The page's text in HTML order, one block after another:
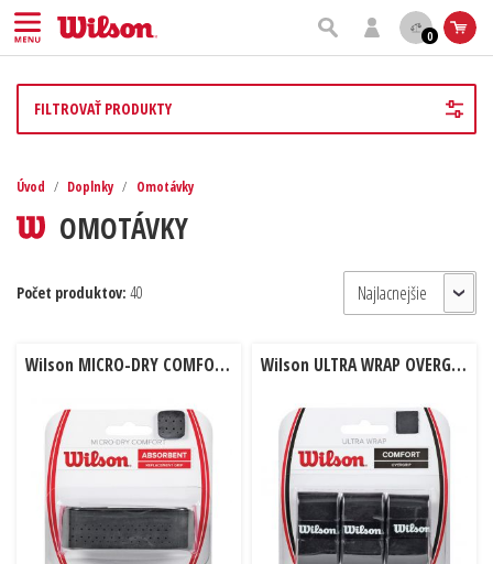
0
FILTROVAŤ PRODUKTY
Úvod / Doplnky / Omotávky
OMOTÁVKY
Počet produktov: 40
Wilson MICRO-DRY COMFORT 1ks Wilson ULTRA WRAP OVERGRIP 3 ks